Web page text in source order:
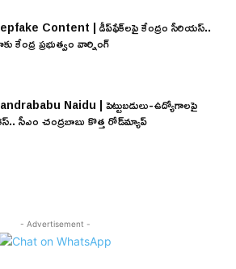
Content | డీప్‌ఫేక్‌లపై కేంద్రం సీరియస్..
కేంద్ర ప్రభుత్వం వార్నింగ్
Naidu | పెట్టుబడులు-ఉద్యోగాలపై
సీఎం చంద్రబాబు కొత్త రోడ్‌మ్యాప్
- Advertisement -